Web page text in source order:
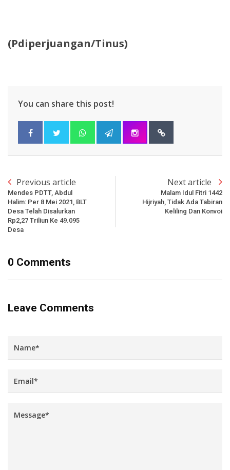
(Pdiperjuangan/Tinus)
You can share this post!
Previous article
Mendes PDTT, Abdul
Halim: Per 8 Mei 2021, BLT
Desa Telah Disalurkan
Rp2,27 Triliun Ke 49.095
Desa
Next article
Malam Idul Fitri 1442
Hijriyah, Tidak Ada Tabiran
Keliling Dan Konvoi
0 Comments
Leave Comments